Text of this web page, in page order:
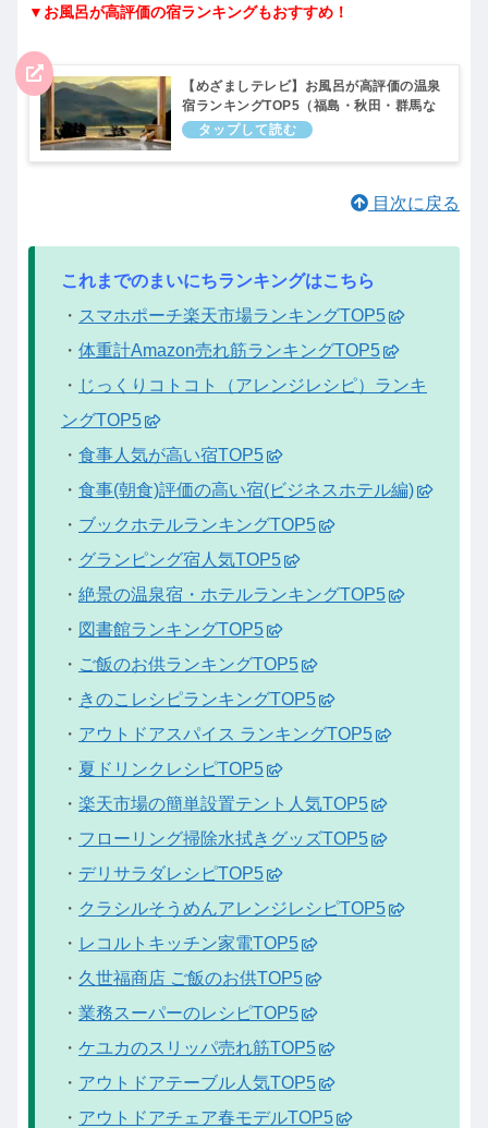
▼お風呂が高評価の宿ランキングもおすすめ！
【めざましテレビ】お風呂が高評価の温泉
宿ランキングTOP5（福島・秋田・群馬な
ど）まいにちランキング｜2月17日
目次に戻る
これまでのまいにちランキングはこちら
・ スマホポーチ楽天市場ランキングTOP5
・ 体重計Amazon売れ筋ランキングTOP5
・ じっくりコトコト（アレンジレシピ）ランキ
ングTOP5
・ 食事人気が高い宿TOP5
・ 食事(朝食)評価の高い宿(ビジネスホテル編)
・ ブックホテルランキングTOP5
・ グランピング宿人気TOP5
・ 絶景の温泉宿・ホテルランキングTOP5
・ 図書館ランキングTOP5
・ ご飯のお供ランキングTOP5
・ きのこレシピランキングTOP5
・ アウトドアスパイス ランキングTOP5
・ 夏ドリンクレシピTOP5
・ 楽天市場の簡単設置テント人気TOP5
・ フローリング掃除水拭きグッズTOP5
・ デリサラダレシピTOP5
・ クラシルそうめんアレンジレシピTOP5
・ レコルトキッチン家電TOP5
・ 久世福商店 ご飯のお供TOP5
・ 業務スーパーのレシピTOP5
・ ケユカのスリッパ売れ筋TOP5
・ アウトドアテーブル人気TOP5
・ アウトドアチェア春モデルTOP5